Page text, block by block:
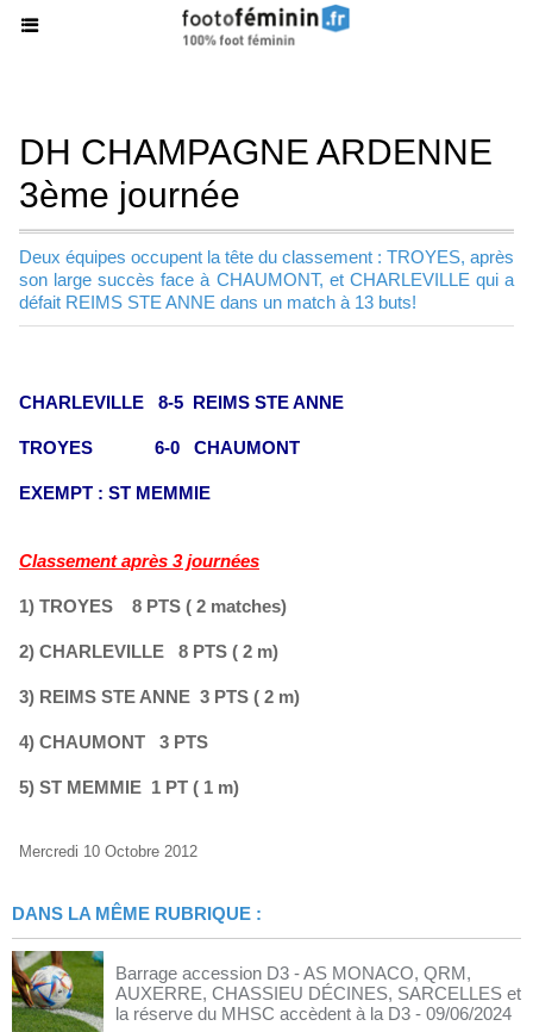
DH CHAMPAGNE ARDENNE
3ème journée
Deux équipes occupent la tête du classement : TROYES, après
son large succès face à CHAUMONT, et CHARLEVILLE qui a
défait REIMS STE ANNE dans un match à 13 buts!
CHARLEVILLE 8-5 REIMS STE ANNE
TROYES 6-0 CHAUMONT
EXEMPT : ST MEMMIE
Classement après 3 journées
1) TROYES 8 PTS ( 2 matches)
2) CHARLEVILLE 8 PTS ( 2 m)
3) REIMS STE ANNE 3 PTS ( 2 m)
4) CHAUMONT 3 PTS
5) ST MEMMIE 1 PT ( 1 m)
Mercredi 10 Octobre 2012
DANS LA MÊME RUBRIQUE :
Barrage accession D3 - AS MONACO, QRM,
AUXERRE, CHASSIEU DÉCINES, SARCELLES et
la réserve du MHSC accèdent à la D3 - 09/06/2024